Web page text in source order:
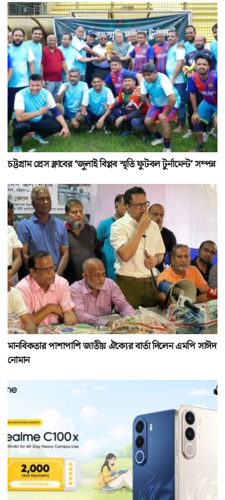
চট্টগ্রাম প্রেস ক্লাবের ‘জুলাই বিপ্লব স্মৃতি ফুটবল টুর্নামেন্ট’ সম্পন্ন
মানবিকতার পাশাপাশি জাতীয় ঐক্যের বার্তা দিলেন এমপি সাঈদ
নোমান